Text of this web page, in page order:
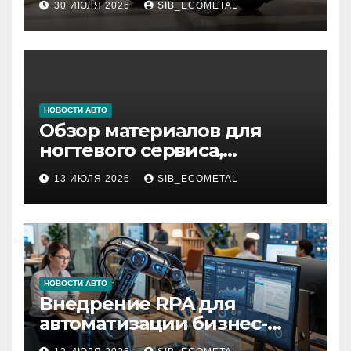
30 ИЮЛЯ 2026 SIB_ECOMETAL
НОВОСТИ АВТО
Обзор материалов для
ногтевого сервиса,
наращивания ресниц и
депиляции
13 ИЮЛЯ 2026 SIB_ECOMETAL
НОВОСТИ АВТО
Внедрение RPA для
автоматизации бизнес-
процессов